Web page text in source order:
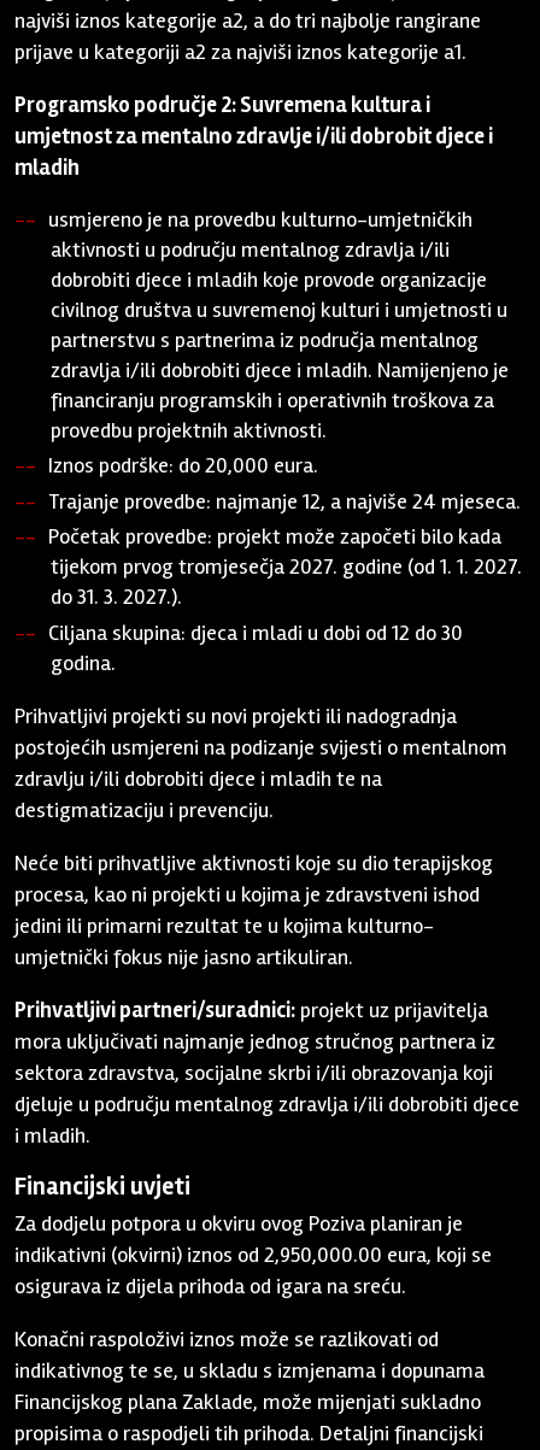
najviši iznos kategorije a2, a do tri najbolje rangirane
prijave u kategoriji a2 za najviši iznos kategorije a1.
Programsko područje 2: Suvremena kultura i
umjetnost za mentalno zdravlje i/ili dobrobit djece i
mladih
usmjereno je na provedbu kulturno-umjetničkih
aktivnosti u području mentalnog zdravlja i/ili
dobrobiti djece i mladih koje provode organizacije
civilnog društva u suvremenoj kulturi i umjetnosti u
partnerstvu s partnerima iz područja mentalnog
zdravlja i/ili dobrobiti djece i mladih. Namijenjeno je
financiranju programskih i operativnih troškova za
provedbu projektnih aktivnosti.
Iznos podrške: do 20,000 eura.
Trajanje provedbe: najmanje 12, a najviše 24 mjeseca.
Početak provedbe: projekt može započeti bilo kada
tijekom prvog tromjesečja 2027. godine (od 1. 1. 2027.
do 31. 3. 2027.).
Ciljana skupina: djeca i mladi u dobi od 12 do 30
godina.
Prihvatljivi projekti su novi projekti ili nadogradnja
postojećih usmjereni na podizanje svijesti o mentalnom
zdravlju i/ili dobrobiti djece i mladih te na
destigmatizaciju i prevenciju.
Neće biti prihvatljive aktivnosti koje su dio terapijskog
procesa, kao ni projekti u kojima je zdravstveni ishod
jedini ili primarni rezultat te u kojima kulturno-
umjetnički fokus nije jasno artikuliran.
Prihvatljivi partneri/suradnici: projekt uz prijavitelja
mora uključivati najmanje jednog stručnog partnera iz
sektora zdravstva, socijalne skrbi i/ili obrazovanja koji
djeluje u području mentalnog zdravlja i/ili dobrobiti djece
i mladih.
Financijski uvjeti
Za dodjelu potpora u okviru ovog Poziva planiran je
indikativni (okvirni) iznos od 2,950,000.00 eura, koji se
osigurava iz dijela prihoda od igara na sreću.
Konačni raspoloživi iznos može se razlikovati od
indikativnog te se, u skladu s izmjenama i dopunama
Financijskog plana Zaklade, može mijenjati sukladno
propisima o raspodjeli tih prihoda. Detaljni financijski